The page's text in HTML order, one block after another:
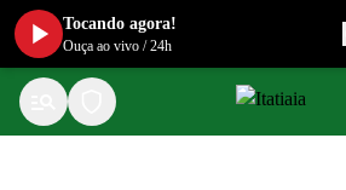
Tocando agora!
Ouça ao vivo /24h